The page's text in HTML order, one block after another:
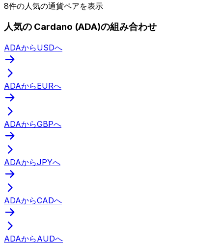
8件の人気の通貨ペアを表示
人気の Cardano (ADA)の組み合わせ
ADAからUSDへ
ADAからEURへ
ADAからGBPへ
ADAからJPYへ
ADAからCADへ
ADAからAUDへ